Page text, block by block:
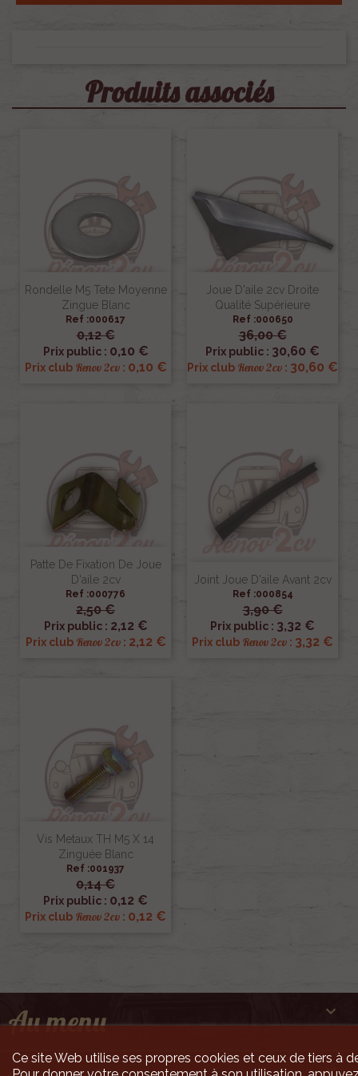
Produits associés
Rondelle M5 Tete Moyenne
Zingue Blanc
Ref :000617
0,12 €
Prix public : 0,10 €
Prix club Renov 2cv: 0,10 €
Joue D'aile 2cv Droite
Qualité Supérieure
Ref :000650
36,00 €
Prix public : 30,60 €
Prix club Renov 2cv : 30,60 €
Patte De Fixation De Joue
D'aile 2cv
Ref :000776
2,50 €
Prix public : 2,12 €
Prix club Renov 2cv: 2,12 €
Joint Joue D'aile Avant 2cv
Ref :000854
3,90 €
Prix public : 3,32 €
Prix club Renov 2cv : 3,32 €
Vis Metaux TH M5 X 14
Zinguée Blanc
Ref :001937
0,14 €
Prix public : 0,12 €
Prix club Renov 2cv : 0,12 €
Au menu 

Ce site Web utilise ses propres cookies et ceux de tiers à